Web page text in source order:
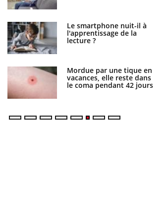
Le smartphone nuit-il à
l'apprentissage de la
lecture ?
Mordue par une tique en
vacances, elle reste dans
le coma pendant 42 jours